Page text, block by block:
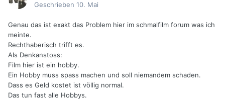
Geschrieben 10. Mai
Genau das ist exakt das Problem hier im schmalfilm forum was ich
meinte.
Rechthaberisch trifft es.
Als Denkanstoss:
Film hier ist ein hobby.
Ein Hobby muss spass machen und soll niemandem schaden.
Dass es Geld kostet ist völlig normal.
Das tun fast alle Hobbys.